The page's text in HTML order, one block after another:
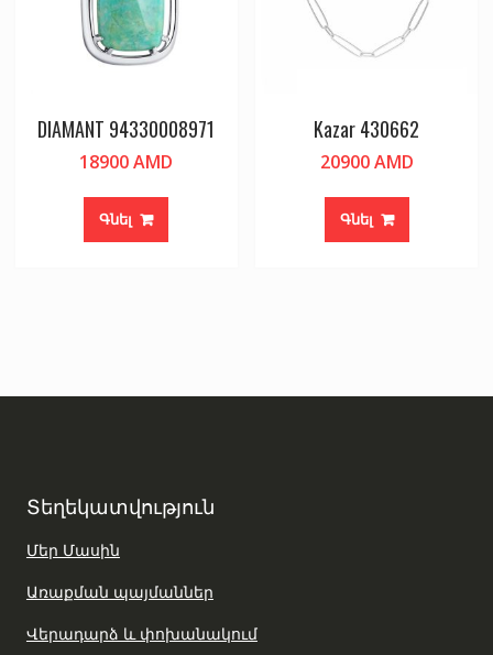
DIAMANT 94330008971
18900AMD
Գնել
Kazar 430662
20900AMD
Գնել
Տեղեկատվություն
Մեր Մասին
Առաքման պայմաններ
Վերադարձ և փոխանակում